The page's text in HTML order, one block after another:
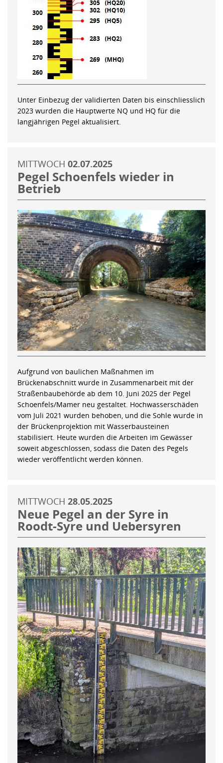
Unter Einbezug der validierten Daten bis einschliesslich
2023 wurden die Hauptwerte NQ und HQ für die
langjährigen Pegel aktualisiert.
MITTWOCH 02.07.2025
Pegel Schoenfels wieder in
Betrieb
Aufgrund von baulichen Maßnahmen im
Brückenabschnitt wurde in Zusammenarbeit mit der
Straßenbaubehörde ab dem 10. Juni 2025 der Pegel
Schoenfels/Mamer neu gestaltet. Hochwasserschäden
vom Juli 2021 wurden behoben, und die Sohle wurde in
der Brückenprojektion mit Wasserbausteinen
stabilisiert. Heute wurden die Arbeiten im Gewässer
soweit abgeschlossen, sodass die Daten des Pegels
wieder veröffentlicht werden können.
MITTWOCH 28.05.2025
Neue Pegel an der Syre in
Roodt-Syre und Uebersyren